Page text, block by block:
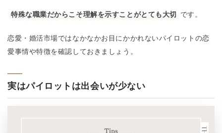
特殊な職業だからこそ理解を示すことがとても大切 です。
恋愛・婚活市場ではなかなかお目にかかれないパイロットの恋
愛事情や特徴を確認しておきましょう。
実はパイロットは出会いが少ない